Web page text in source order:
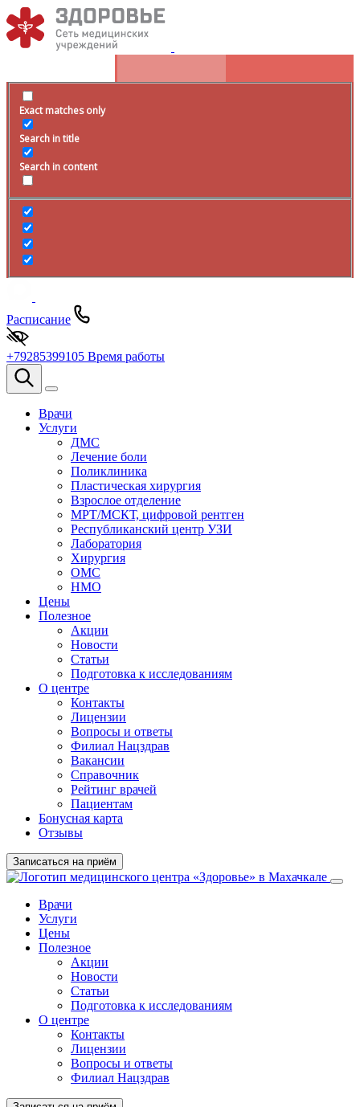
Exact matches only
Search in title
Search in content
Расписание
+79285399105 Время работы
Врачи
Услуги
ДМС
Лечение боли
Поликлиника
Пластическая хирургия
Взрослое отделение
МРТ/МСКТ, цифровой рентген
Республиканский центр УЗИ
Лаборатория
Хирургия
ОМС
НМО
Цены
Полезное
Акции
Новости
Статьи
Подготовка к исследованиям
О центре
Контакты
Лицензии
Вопросы и ответы
Филиал Нацздрав
Вакансии
Справочник
Рейтинг врачей
Пациентам
Бонусная карта
Отзывы
Записаться на приём
Врачи
Услуги
Цены
Полезное
Акции
Новости
Статьи
Подготовка к исследованиям
О центре
Контакты
Лицензии
Вопросы и ответы
Филиал Нацздрав